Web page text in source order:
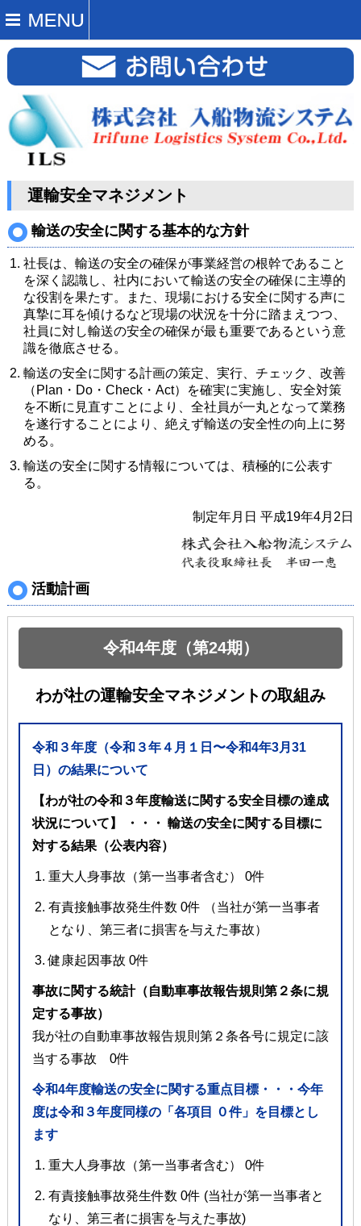
運輸安全マネジメント
輸送の安全に関する基本的な方針
社長は、輸送の安全の確保が事業経営の根幹であること
を深く認識し、社内において輸送の安全の確保に主導的
な役割を果たす。また、現場における安全に関する声に
真摯に耳を傾けるなど現場の状況を十分に踏まえつつ、
社員に対し輸送の安全の確保が最も重要であるという意
識を徹底させる。
輸送の安全に関する計画の策定、実行、チェック、改善
（Plan・Do・Check・Act）を確実に実施し、安全対策
を不断に見直すことにより、全社員が一丸となって業務
を遂行することにより、絶えず輸送の安全性の向上に努
める。
輸送の安全に関する情報については、積極的に公表す
る。
制定年月日 平成19年4月2日
活動計画
令和4年度（第24期）
わが社の運輸安全マネジメントの取組み
令和３年度（令和３年４⽉１⽇〜令和4年3⽉31
⽇）の結果について
【わが社の令和３年度輸送に関する安全⽬標の達成
状況について】 ・・・ 輸送の安全に関する⽬標に
対する結果（公表内容）
重⼤⼈⾝事故（第⼀当事者含む） 0件
有責接触事故発⽣件数 0件 （当社が第⼀当事者
となり、第三者に損害を与えた事故）
健康起因事故 0件
事故に関する統計（⾃動⾞事故報告規則第２条に規
定する事故）
我が社の⾃動⾞事故報告規則第２条各号に規定に該
当する事故 0件
令和4年度輸送の安全に関する重点⽬標・・・今年
度は令和３年度同様の「各項⽬ ０件」を⽬標とし
ます
重⼤⼈⾝事故（第⼀当事者含む） 0件
有責接触事故発⽣件数 0件 (当社が第⼀当事者と
なり、第三者に損害を与えた事故)